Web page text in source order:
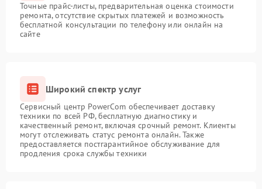
Точные прайс-листы, предварительная оценка стоимости
ремонта, отсутствие скрытых платежей и возможность
бесплатной консультации по телефону или онлайн на
сайте
Широкий спектр услуг
Сервисный центр PowerCom обеспечивает доставку
техники по всей РФ, бесплатную диагностику и
качественный ремонт, включая срочный ремонт. Клиенты
могут отслеживать статус ремонта онлайн. Также
предоставляется постгарантийное обслуживание для
продления срока службы техники